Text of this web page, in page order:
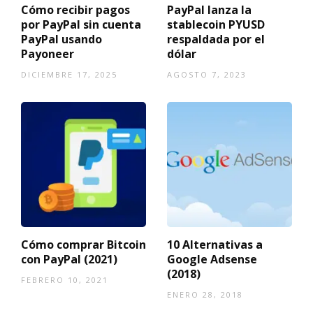
Cómo recibir pagos
por PayPal sin cuenta
PayPal usando
Payoneer
DICIEMBRE 17, 2025
PayPal lanza la
stablecoin PYUSD
respaldada por el
dólar
AGOSTO 7, 2023
Cómo comprar Bitcoin
con PayPal (2021)
FEBRERO 10, 2021
10 Alternativas a
Google Adsense
(2018)
ENERO 28, 2018